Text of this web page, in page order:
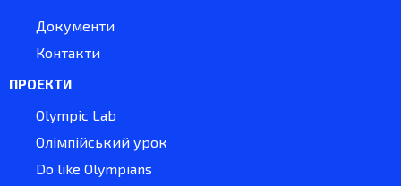
Документи
Контакти
ПРОЄКТИ
Olympic Lab
Олімпійський урок
Do like Olympians